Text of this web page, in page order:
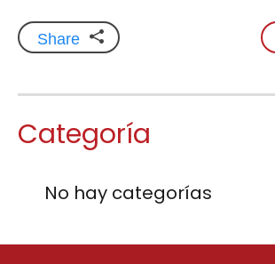
Share
Categoría
No hay categorías